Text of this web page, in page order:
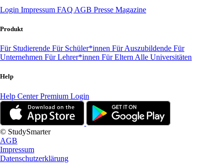
Login Impressum FAQ AGB Presse Magazine
Produkt
Für Studierende Für Schüler*innen Für Auszubildende Für
Unternehmen Für Lehrer*innen Für Eltern Alle Universitäten
Help
Help CenterPremium Login
© StudySmarter
AGB
Impressum
Datenschutzerklärung